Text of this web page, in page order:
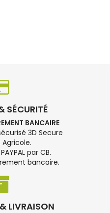
SÉCURITÉ
BANCAIRE
3D Secure
par CB.
bancaire.
LIVRAISON